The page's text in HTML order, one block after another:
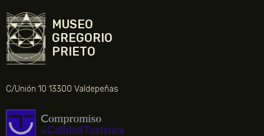
MUSEO
GREGORIO
PRIETO
C/Unión 10 13300 Valdepeñas